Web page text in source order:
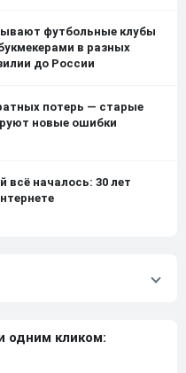
футбольные клубы
в разных
до России
потерь — старые
новые ошибки
всё началось: 30 лет
одним кликом: